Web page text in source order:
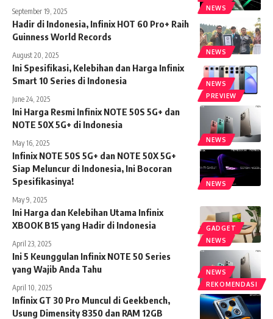
NEWS
September 19, 2025
NEWS
Hadir di Indonesia, Infinix HOT 60 Pro+ Raih
Guinness World Records
August 20, 2025
NEWS
PREVIEW
Ini Spesifikasi, Kelebihan dan Harga Infinix
Smart 10 Series di Indonesia
June 24, 2025
NEWS
Ini Harga Resmi Infinix NOTE 50S 5G+ dan
NOTE 50X 5G+ di Indonesia
May 16, 2025
NEWS
Infinix NOTE 50S 5G+ dan NOTE 50X 5G+
Siap Meluncur di Indonesia, Ini Bocoran
Spesifikasinya!
May 9, 2025
GADGET
NEWS
Ini Harga dan Kelebihan Utama Infinix
XBOOK B15 yang Hadir di Indonesia
April 23, 2025
NEWS
REKOMENDASI
Ini 5 Keunggulan Infinix NOTE 50 Series
yang Wajib Anda Tahu
April 10, 2025
Infinix GT 30 Pro Muncul di Geekbench,
Usung Dimensity 8350 dan RAM 12GB